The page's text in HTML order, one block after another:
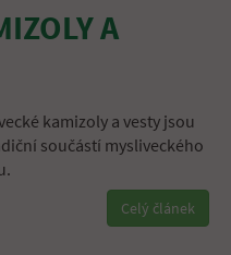
A
kamizoly a vesty jsou
součástí mysliveckého
Celý článek